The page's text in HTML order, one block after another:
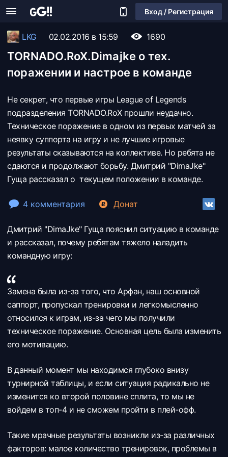
Вход / Регистрация
LKG 02.02.2016 в 15:59 1690
TORNADO.RoX.Dimajke о тех.
поражении и настрое в команде
Не секрет, что первые игры League of Legends
подразделения TORNADO.RoX прошли неудачно.
Техническое поражение в одном из первых матчей за
неявку суппорта на игру и не лучшие игровые
результаты сказываются на коллективе. Но ребята не
сдаются и продолжают борьбу. Дмитрий "DimaJke"
Гуща рассказал о текущем положении в команде.
4 комментария Донат
Дмитрий "DimaJke" Гуща пояснил ситуацию в команде
и рассказал, почему ребятам тяжело наладить
командную игру:
Замена была из-за того, что Арфан, наш основной
саппорт, пропускал тренировки и легкомысленно
относился к играм, из-за чего мы получили
техническое поражение. Основная цель была изменить
его мотивацию.
В данный момент мы находимся глубоко внизу
турнирной таблицы, и если ситуация радикально не
изменится ко второй половине сплита, то мы не
войдем в топ-4 и не сможем пройти в плей-офф.
Такие мрачные результаты возникли из-за различных
факторов: малое количество тренировок, проблемы в